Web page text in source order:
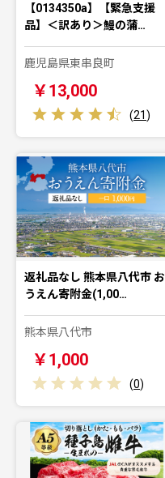
【0134350a】【緊急支援
品】＜訳あり＞鰻の蒲…
鹿児島県東串良町
￥13,000
(21)
返礼品なし 熊本県八代市 お
うえん寄附金(1,00…
熊本県八代市
￥1,000
(0)